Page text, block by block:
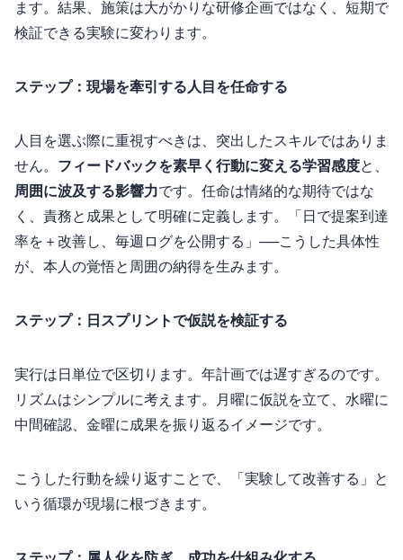
ます。結果、施策は大がかりな研修企画ではなく、短期で
検証できる実験に変わります。
ステップ3：現場を牽引する“1人目”を任命する
“1人目”を選ぶ際に重視すべきは、突出したスキルではありま
せん。 フィードバックを素早く行動に変える学習感度と、
周囲に波及する影響力です。任命は情緒的な期待ではな
く、責務と成果として明確に定義します。「90日で提案到達
率を＋10pt改善し、毎週ログを公開する」──こうした具体性
が、本人の覚悟と周囲の納得を生みます。
ステップ4：90日スプリントで仮説を検証する
実行は90日単位で区切ります。1年計画では遅すぎるのです。
リズムはシンプルに考えます。月曜に仮説を立て、水曜に
中間確認、金曜に成果を振り返るイメージです。
こうした行動を繰り返すことで、「実験して改善する」と
いう循環が現場に根づきます。